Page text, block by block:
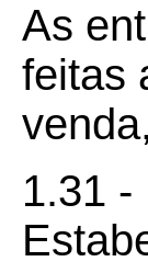
As
feitas
1.31 -